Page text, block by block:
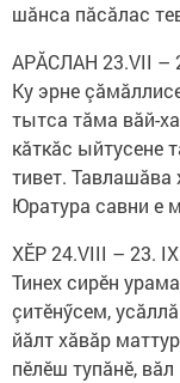
шăнса пăсăлас
АРĂСЛАН 23.VII –
Ку эрне
тытса тăма вăй-
кăткăс ыйтусене
тивет.
Юратура савни е
ХӖР 24.VIII – 23. IX
Тинех сирӗн
çитӗнӳсем,
йăлт хăвăр
пӗлӗш тупăнӗ,